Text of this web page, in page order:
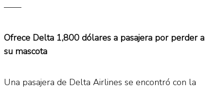
——
Ofrece Delta 1,800 dólares a pasajera por perder a
su mascota
Una pasajera de Delta Airlines se encontró con la